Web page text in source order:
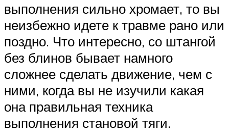
выполнения сильно хромает, то вы
неизбежно идете к травме рано или
поздно. Что интересно, со штангой
без блинов бывает намного
сложнее сделать движение, чем с
ними, когда вы не изучили какая
она правильная техника
выполнения становой тяги.